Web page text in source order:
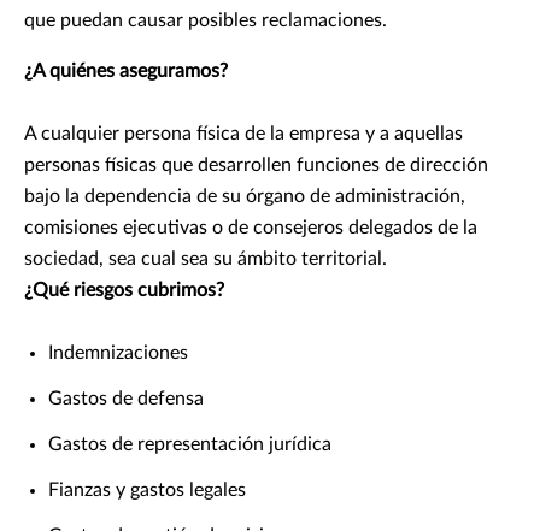
que puedan causar posibles reclamaciones.
¿A quiénes aseguramos?
A cualquier persona física de la empresa y a aquellas
personas físicas que desarrollen funciones de dirección
bajo la dependencia de su órgano de administración,
comisiones ejecutivas o de consejeros delegados de la
sociedad, sea cual sea su ámbito territorial.
¿Qué riesgos cubrimos?
Indemnizaciones
Gastos de defensa
Gastos de representación jurídica
Fianzas y gastos legales